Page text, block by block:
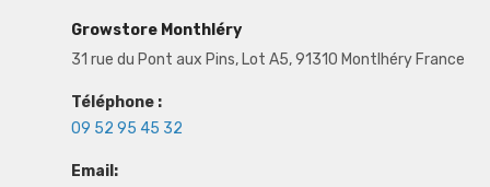
Growstore Monthléry
31 rue du Pont aux Pins, Lot A5, 91310 Montlhéry France
Téléphone :
09 52 95 45 32
Email: